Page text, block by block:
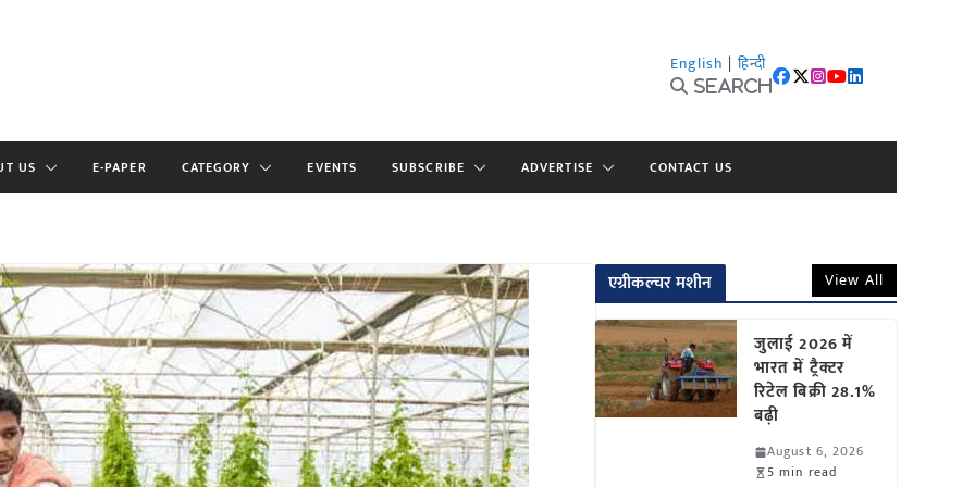
English | हिन्दी
Search
US E-PAPER CATEGORY EVENTS SUBSCRIBE ADVERTISE CONTACT US
एग्रीकल्चर मशीन View All
जुलाई 2026 में
भारत में ट्रैक्टर
रिटेल बिक्री 28.1%
बढ़ी
August 6, 2026
5 min read